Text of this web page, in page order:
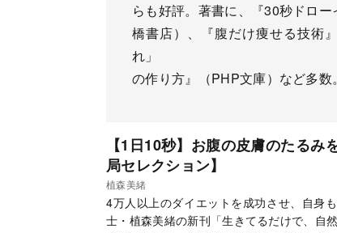
らも好評。著書に、『30秒ドロ
橋書店）、『腹だけ痩せる技術
れ」
の作り方』（PHP文庫）など多数。
【1日10秒】お腹の皮膚のたる
局セレクション】
植森美緒
4万人以上のダイエットを成功させ、自身
士・植森美緒の新刊「生きてるだけで、